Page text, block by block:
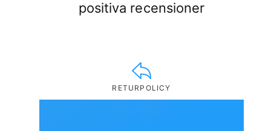
66
8
9
positiva recensioner
RETURPOLICY
2